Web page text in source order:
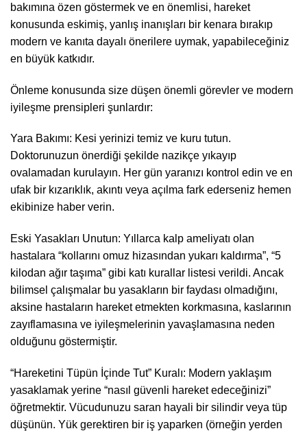
bakımına özen göstermek ve en önemlisi, hareket
konusunda eskimiş, yanlış inanışları bir kenara bırakıp
modern ve kanıta dayalı önerilere uymak, yapabileceğiniz
en büyük katkıdır.
Önleme konusunda size düşen önemli görevler ve modern
iyileşme prensipleri şunlardır:
Yara Bakımı: Kesi yerinizi temiz ve kuru tutun.
Doktorunuzun önerdiği şekilde nazikçe yıkayıp
ovalamadan kurulayın. Her gün yaranızı kontrol edin ve en
ufak bir kızarıklık, akıntı veya açılma fark ederseniz hemen
ekibinize haber verin.
Eski Yasakları Unutun: Yıllarca kalp ameliyatı olan
hastalara “kollarını omuz hizasından yukarı kaldırma”, “5
kilodan ağır taşıma” gibi katı kurallar listesi verildi. Ancak
bilimsel çalışmalar bu yasakların bir faydası olmadığını,
aksine hastaların hareket etmekten korkmasına, kaslarının
zayıflamasına ve iyileşmelerinin yavaşlamasına neden
olduğunu göstermiştir.
“Hareketini Tüpün İçinde Tut” Kuralı: Modern yaklaşım
yasaklamak yerine “nasıl güvenli hareket edeceğinizi”
öğretmektir. Vücudunuzu saran hayali bir silindir veya tüp
düşünün. Yük gerektiren bir iş yaparken (örneğin yerden